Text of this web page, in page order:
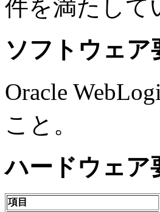
件を満たして
ソフトウェア
Oracle
こと。
ハードウェア
項目